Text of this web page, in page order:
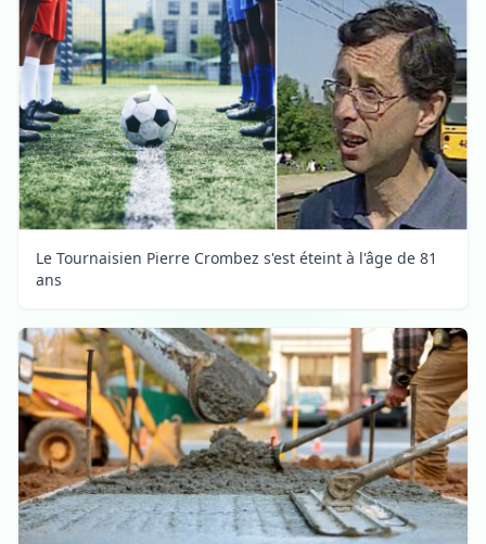
Le Tournaisien Pierre Crombez s'est éteint à l'âge de 81
ans